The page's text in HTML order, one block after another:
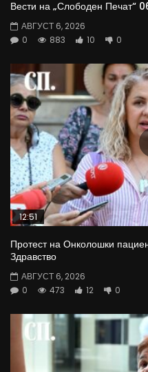
Вести на „Слободен Печат“
АВГУСТ 6, 2026
0
883 10 0
12:51
Протест на Онколошки
Здравство
АВГУСТ 6, 2026
0
473 12 0